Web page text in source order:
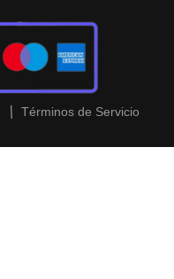
Términos de Servicio